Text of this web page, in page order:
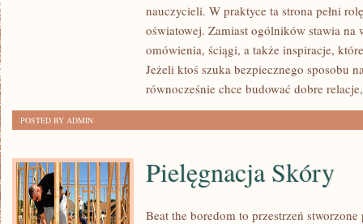
nauczycieli. W praktyce ta strona pełni
oświatowej. Zamiast ogólników stawia na
omówienia, ściągi, a także inspiracje,
Jeżeli ktoś szuka bezpiecznego sposobu
równocześnie chce budować dobre
POSTED BY ADMIN
Pielęgnacja Skóry
Beat the boredom to przestrzeń